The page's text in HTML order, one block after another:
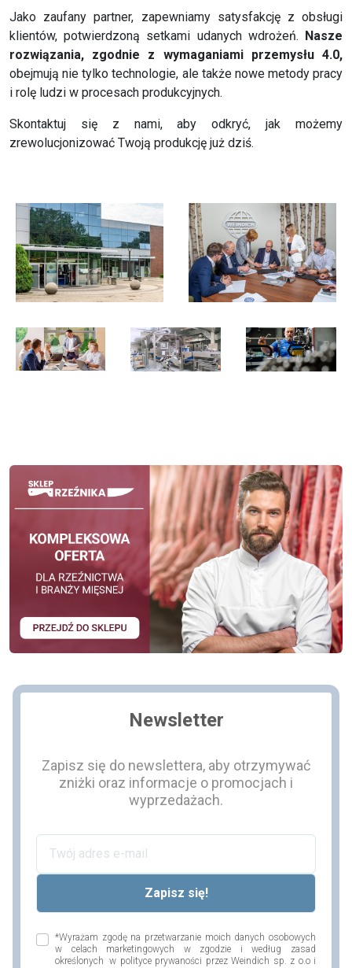
Jako zaufany partner, zapewniamy satysfakcję z obsługi
klientów, potwierdzoną setkami udanych wdrożeń.
Nasze
rozwiązania, zgodnie z wymaganiami przemysłu 4.0,
obejmują nie tylko technologie, ale także nowe metody pracy
i rolę ludzi w procesach produkcyjnych.
Skontaktuj się z nami, aby odkryć, jak możemy
zrewolucjonizować Twoją produkcję już dziś.
Newsletter
Zapisz się do newslettera, aby otrzymywać
zniżki oraz informacje o promocjach i
wyprzedażach.
*Wyrażam zgodę na przetwarzanie moich danych osobowych
w celach marketingowych w zgodzie i według zasad
określonych w polityce prywaności przez Weindich sp. z o.o i